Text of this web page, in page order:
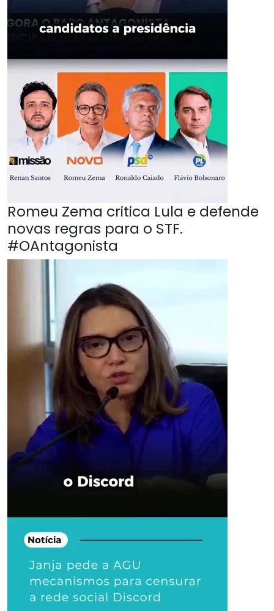
Romeu Zema critica Lula e defende
novas regras para o STF.
#OAntagonista